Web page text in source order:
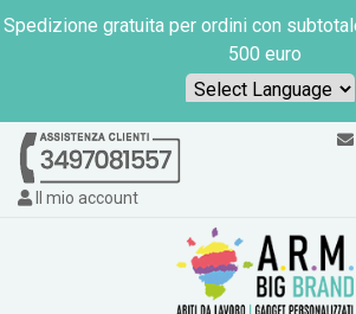
Spedizione gratuita per ordini con
500 euro
Powered by
Il mio account